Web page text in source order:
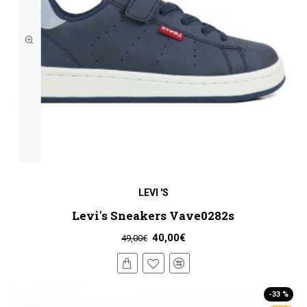
LEVI 'S
Levi's Sneakers Vave0282s
40,00€
49,00€
-33 %